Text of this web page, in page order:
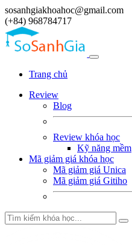
sosanhgiakhoahoc@gmail.com
(+84) 968784717
Trang chủ
Review
Blog
Review khóa học
Kỹ năng mềm
Mã giảm giá khóa học
Mã giảm giá Unica
Mã giảm giá Gitiho